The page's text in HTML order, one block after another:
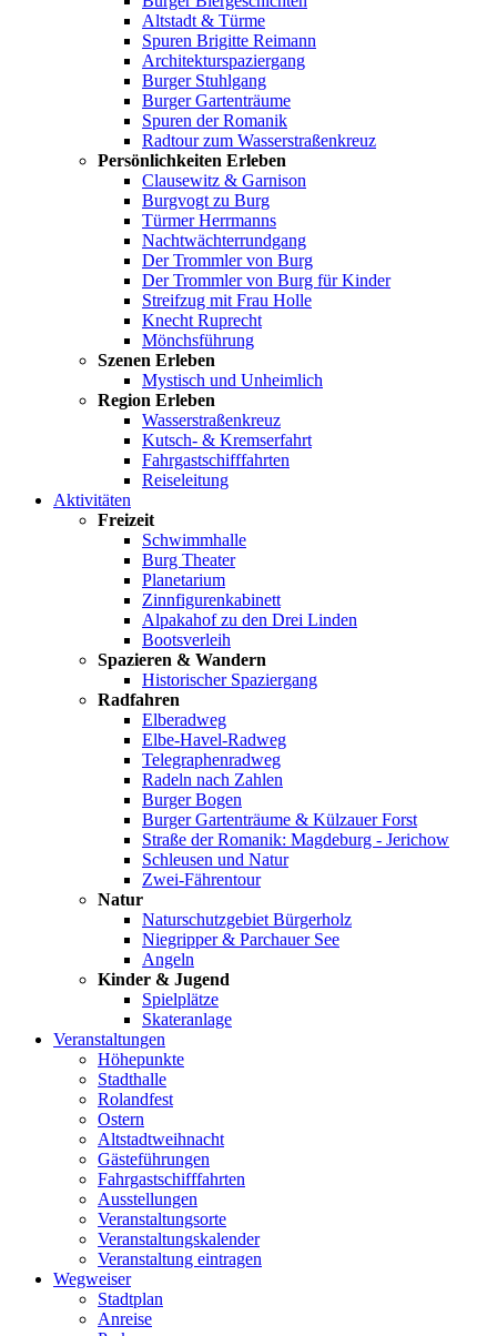
Altstadt & Türme
Spuren Brigitte Reimann
Architekturspaziergang
Burger Stuhlgang
Burger Gartenträume
Spuren der Romanik
Radtour zum Wasserstraßenkreuz
Persönlichkeiten Erleben
Clausewitz & Garnison
Burgvogt zu Burg
Türmer Herrmanns
Nachtwächterrundgang
Der Trommler von Burg
Der Trommler von Burg für Kinder
Streifzug mit Frau Holle
Knecht Ruprecht
Mönchsführung
Szenen Erleben
Mystisch und Unheimlich
Region Erleben
Wasserstraßenkreuz
Kutsch- & Kremserfahrt
Fahrgastschifffahrten
Reiseleitung
Aktivitäten
Freizeit
Schwimmhalle
Burg Theater
Planetarium
Zinnfigurenkabinett
Alpakahof zu den Drei Linden
Bootsverleih
Spazieren & Wandern
Historischer Spaziergang
Radfahren
Elberadweg
Elbe-Havel-Radweg
Telegraphenradweg
Radeln nach Zahlen
Burger Bogen
Burger Gartenträume & Külzauer Forst
Straße der Romanik: Magdeburg - Jerichow
Schleusen und Natur
Zwei-Fährentour
Natur
Naturschutzgebiet Bürgerholz
Niegripper & Parchauer See
Angeln
Kinder & Jugend
Spielplätze
Skateranlage
Veranstaltungen
Höhepunkte
Stadthalle
Rolandfest
Ostern
Altstadtweihnacht
Gästeführungen
Fahrgastschifffahrten
Ausstellungen
Veranstaltungsorte
Veranstaltungskalender
Veranstaltung eintragen
Wegweiser
Stadtplan
Anreise